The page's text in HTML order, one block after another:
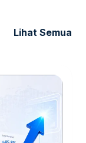
Lihat Semua